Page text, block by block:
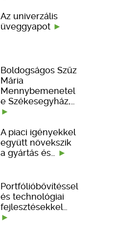
Az univerzális
üveggyapot
Boldogságos Szűz
Mária
Mennybemenetel
e Székesegyház,…
A piaci igényekkel
együtt növekszik
a gyártás és…
Portfólióbővítéssel
és technológiai
fejlesztésekkel…